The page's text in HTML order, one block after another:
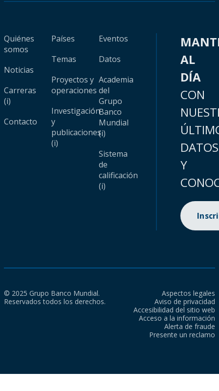
Quiénes
somos
Noticias
Carreras
(i)
Contacto
Países
Temas
Proyectos y
operaciones
Investigación
y
publicaciones
(i)
Eventos
Datos
Academia
del
Grupo
Banco
Mundial
(i)
Sistema
de
calificación
(i)
AL
DÍA
CON
DATOS
Y
© 2025 Grupo Banco Mundial.
Reservados todos los derechos.
Aspectos legales
Aviso de privacidad
Accesibilidad del sitio web
Acceso a la información
Alerta de fraude
Presente un reclamo